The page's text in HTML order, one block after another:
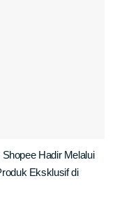
Hadir Melalui
Eksklusif di